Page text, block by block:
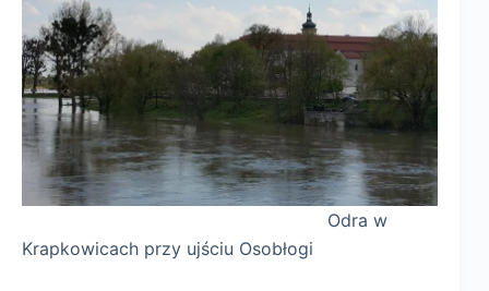
Odra w
Krapkowicach przy ujściu Osobłogi